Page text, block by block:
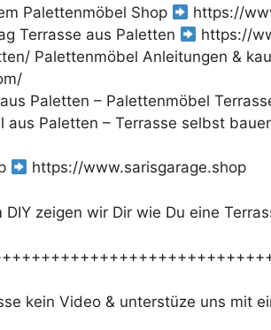
Palettenmöbel Shop
https://
Terrasse aus Paletten
https://
Palettenmöbel Anleitungen &
Paletten – Palettenmöbel
aus Paletten – Terrasse selbst
https://www.sarisgarage.shop
DIY zeigen wir Dir wie Du eine
kein Video & unterstüze uns mit